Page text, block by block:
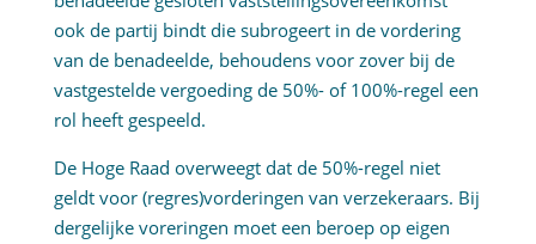
ook de partij bindt die subrogeert in de vordering
van de benadeelde, behoudens voor zover bij de
vastgestelde vergoeding de 50%- of 100%-regel een
rol heeft gespeeld.
De Hoge Raad overweegt dat de 50%-regel niet
geldt voor (regres)vorderingen van verzekeraars. Bij
dergelijke voreringen moet een beroep op eigen